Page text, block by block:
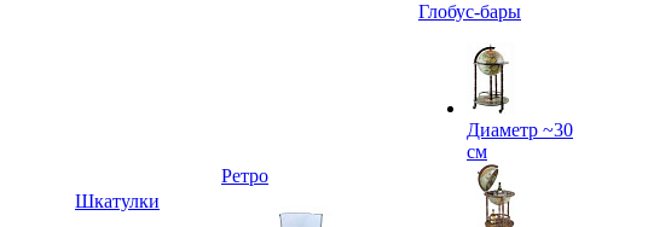
Шкатулки
Ретро
Глобус-бары
Диаметр ~30
см